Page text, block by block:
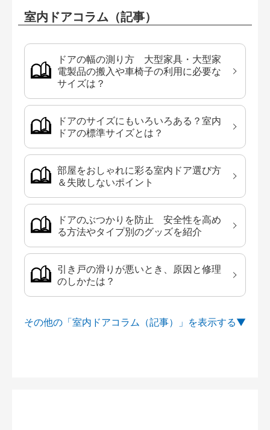
室内ドアコラム（記事）
ドアの幅の測り方 大型家具・大型家
電製品の搬入や車椅子の利用に必要な
サイズは？
ドアのサイズにもいろいろある？室内
ドアの標準サイズとは？
部屋をおしゃれに彩る室内ドア選び方
＆失敗しないポイント
ドアのぶつかりを防止 安全性を高め
る方法やタイプ別のグッズを紹介
引き戸の滑りが悪いとき、原因と修理
のしかたは？
その他の「室内ドアコラム（記事）」を